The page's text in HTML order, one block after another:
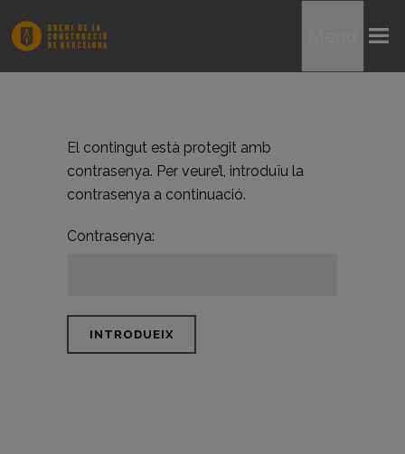
El contingut està protegit amb
contrasenya. Per veure’l, introduïu la
contrasenya a continuació.
Contrasenya: